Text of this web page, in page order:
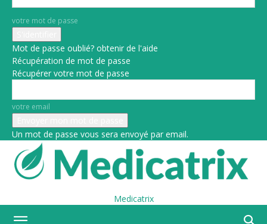
votre mot de passe
Mot de passe oublié? obtenir de l'aide
Récupération de mot de passe
Récupérer votre mot de passe
votre email
Un mot de passe vous sera envoyé par email.
Medicatrix